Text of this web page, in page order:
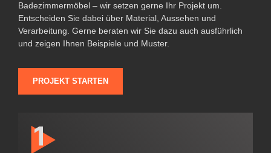
Badezimmermöbel – wir setzen gerne Ihr Projekt um.
Entscheiden Sie dabei über Material, Aussehen und
Verarbeitung. Gerne beraten wir Sie dazu auch ausführlich
und zeigen Ihnen Beispiele und Muster.
PROJEKT STARTEN